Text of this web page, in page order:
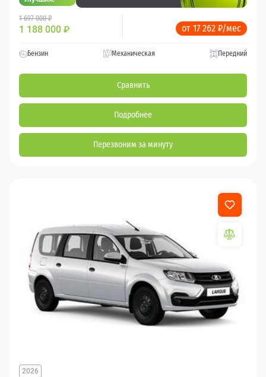
1 697 000 ₽
1 188 000 ₽ от 17 262 ₽/мес
Бензин Механическая Передний
Сравнить
Подробнее
Перезвоним за минуту
2026